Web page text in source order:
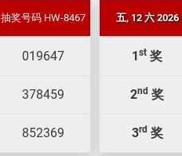
抽奖号码 HW-8467
019647
378459
852369
五, 12 六 2026
1 st 奖
2nd 奖
3rd 奖